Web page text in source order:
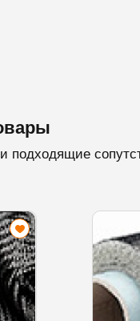
подходящие